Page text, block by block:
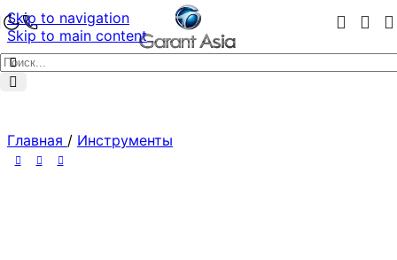
Skip to navigation
Skip to main content
Главная / Инструменты